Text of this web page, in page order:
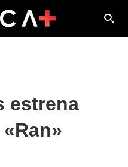
estrena